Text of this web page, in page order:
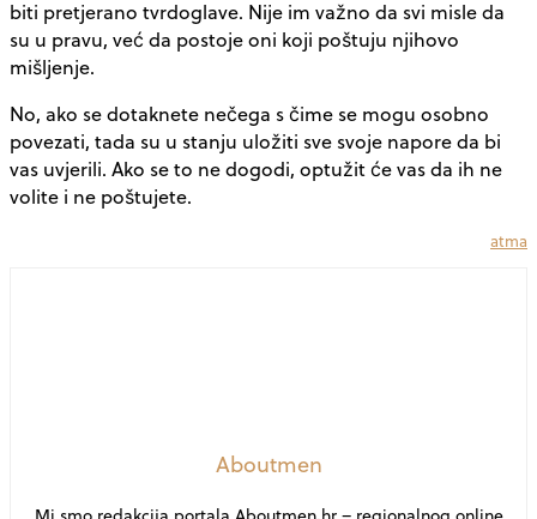
biti pretjerano tvrdoglave. Nije im važno da svi misle da
su u pravu, već da postoje oni koji poštuju njihovo
mišljenje.
No, ako se dotaknete nečega s čime se mogu osobno
povezati, tada su u stanju uložiti sve svoje napore da bi
vas uvjerili. Ako se to ne dogodi, optužit će vas da ih ne
volite i ne poštujete.
atma
Aboutmen